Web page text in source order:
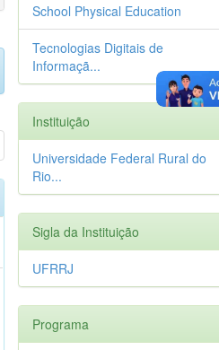
School Physical Education
Tecnologias Digitais de
Informaçã...
Instituição
Universidade Federal Rural do
Rio...
Sigla da Instituição
UFRRJ
Programa